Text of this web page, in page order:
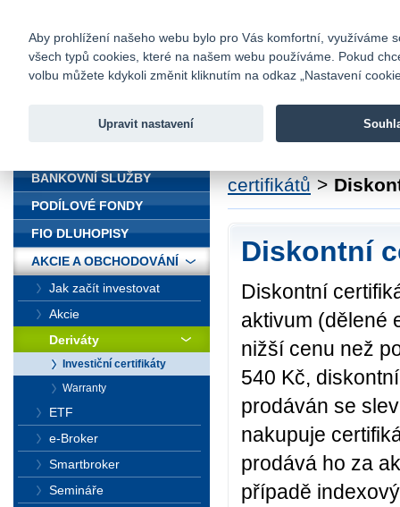
Fio banka
Fio banka
certifikátů >
Diskontní
Diskontní
aktivum (dělené
nižší cenu než
540 Kč,
prodáván se
nakupuje
prodává ho za
případě
BANKOVNÍ SLUŽBY
PODÍLOVÉ FONDY
FIO DLUHOPISY
AKCIE A OBCHODOVÁNÍ
Jak začít investovat
Akcie
Deriváty
Investiční certifikáty
Warranty
ETF
e-Broker
Smartbroker
Semináře
Aby prohlížení našeho webu bylo pro Vás komfortní, využíváme
všech typů cookies, které na našem webu používáme. Pokud
volbu můžete kdykoli změnit kliknutím na odkaz „Nastavení
Upravit nastavení